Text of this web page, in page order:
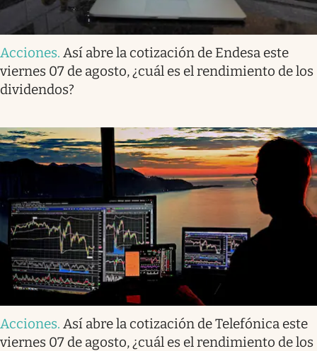
Acciones. Así abre la cotización de Endesa este
viernes 07 de agosto, ¿cuál es el rendimiento de los
dividendos?
Acciones. Así abre la cotización de Telefónica este
viernes 07 de agosto, ¿cuál es el rendimiento de los